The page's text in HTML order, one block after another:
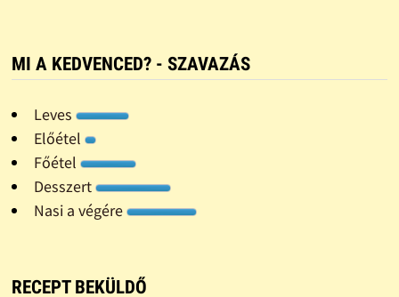
MI A KEDVENCED? - SZAVAZÁS
Leves
Előétel
Főétel
Desszert
Nasi a végére
RECEPT BEKÜLDŐ